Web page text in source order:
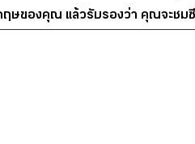
ฤษของคุณ แล้วรับรองว่า คุณจะชม